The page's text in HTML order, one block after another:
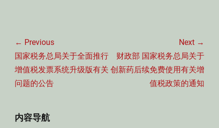
章
导
航
← Previous
Previous
post:
国家税务总局关于全面推行
增值税发票系统升级版有关
问题的公告
Next →
Next
post:
财政部 国家税务总局关于
创新药后续免费使用有关增
值税政策的通知
内容导航